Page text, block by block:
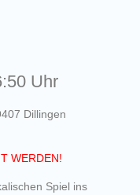
Uhr
Dillingen
WERDEN!
Spiel ins